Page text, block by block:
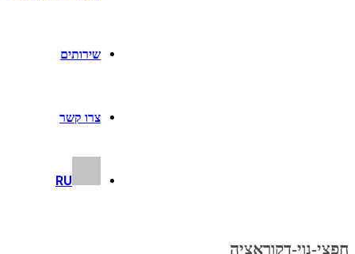
שירותים
צרו קשר
RU
חפצי-נוי-דקוראציה